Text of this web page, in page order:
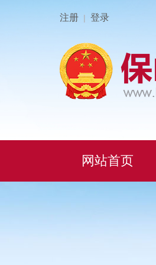
注册 | 登录
网站首页